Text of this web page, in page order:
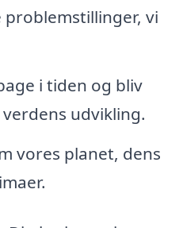
vi
i tiden og bliv
udvikling.
vores planet, dens